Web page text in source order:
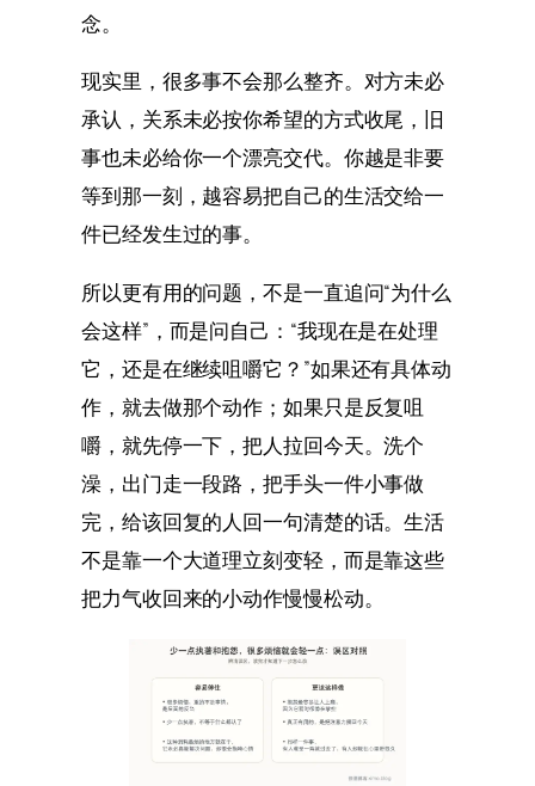
念。
现实里，很多事不会那么整齐。对方未必
承认，关系未必按你希望的方式收尾，旧
事也未必给你一个漂亮交代。你越是非要
等到那一刻，越容易把自己的生活交给一
件已经发生过的事。
所以更有用的问题，不是一直追问“为什么
会这样”，而是问自己：“我现在是在处理
它，还是在继续咀嚼它？”如果还有具体动
作，就去做那个动作；如果只是反复咀
嚼，就先停一下，把人拉回今天。洗个
澡，出门走一段路，把手头一件小事做
完，给该回复的人回一句清楚的话。生活
不是靠一个大道理立刻变轻，而是靠这些
把力气收回来的小动作慢慢松动。